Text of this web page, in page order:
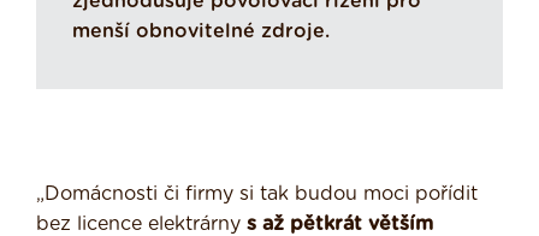
menší obnovitelné zdroje.
„Domácnosti či firmy si tak budou moci pořídit
bez licence elektrárny s až pětkrát větším